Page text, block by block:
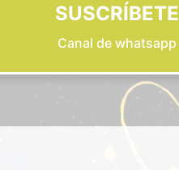
SUSCRÍBETE
Canal de whatsapp